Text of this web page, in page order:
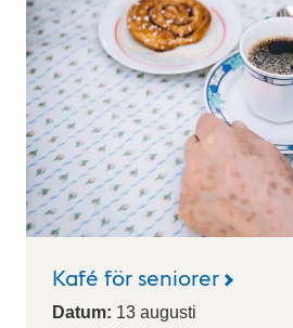
Kafé för seniorer
Datum: 13 augusti